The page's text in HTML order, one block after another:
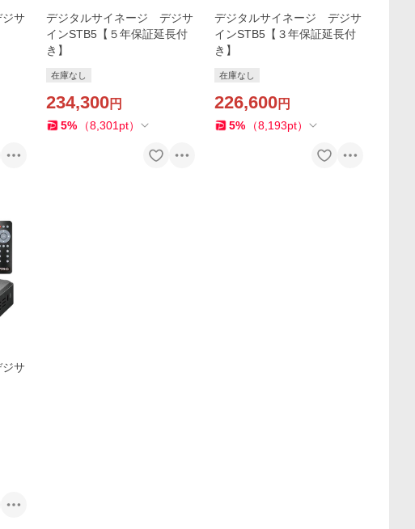
サ
デジタルサイネージ デジサ
インSTB5【５年保証延長付
き】
在庫なし
234,300円
5% （8,301 pt）
デジタルサイネージ デジサ
インSTB5【３年保証延長付
き】
在庫なし
226,600円
5% （8,193pt）
サ